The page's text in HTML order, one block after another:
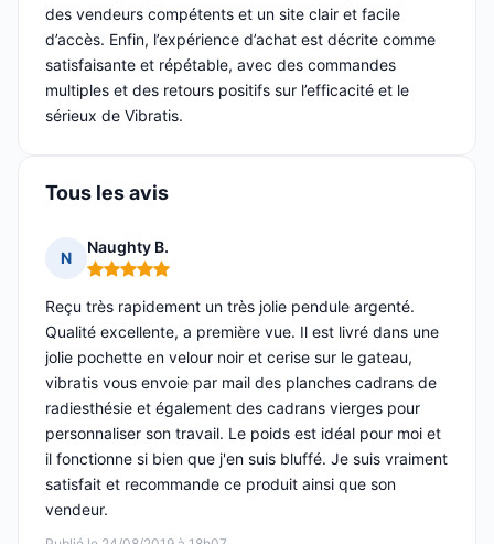
des vendeurs compétents et un site clair et facile
d’accès. Enfin, l’expérience d’achat est décrite comme
satisfaisante et répétable, avec des commandes
multiples et des retours positifs sur l’efficacité et le
sérieux de Vibratis.
Tous les avis
N
Naughty B.
Note : 5 sur 5
Reçu très rapidement un très jolie pendule argenté.
Qualité excellente, a première vue. Il est livré dans une
jolie pochette en velour noir et cerise sur le gateau,
vibratis vous envoie par mail des planches cadrans de
radiesthésie et également des cadrans vierges pour
personnaliser son travail. Le poids est idéal pour moi et
il fonctionne si bien que j'en suis bluffé. Je suis vraiment
satisfait et recommande ce produit ainsi que son
vendeur.